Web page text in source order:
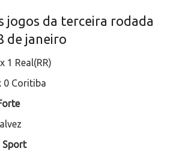
jogos da terceira rodada
de janeiro
x 1 Real(RR)
0 Coritiba
Sport